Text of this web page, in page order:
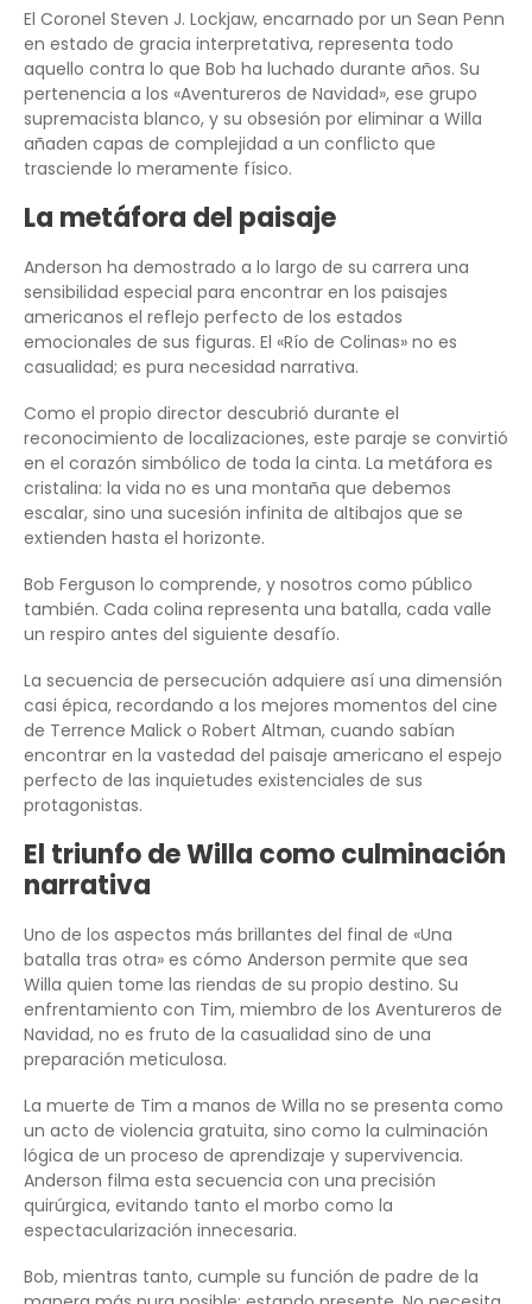
El Coronel Steven J. Lockjaw, encarnado por un Sean Penn
en estado de gracia interpretativa, representa todo
aquello contra lo que Bob ha luchado durante años. Su
pertenencia a los «Aventureros de Navidad», ese grupo
supremacista blanco, y su obsesión por eliminar a Willa
añaden capas de complejidad a un conflicto que
trasciende lo meramente físico.
La metáfora del paisaje
Anderson ha demostrado a lo largo de su carrera una
sensibilidad especial para encontrar en los paisajes
americanos el reflejo perfecto de los estados
emocionales de sus figuras. El «Río de Colinas» no es
casualidad; es pura necesidad narrativa.
Como el propio director descubrió durante el
reconocimiento de localizaciones, este paraje se convirtió
en el corazón simbólico de toda la cinta. La metáfora es
cristalina: la vida no es una montaña que debemos
escalar, sino una sucesión infinita de altibajos que se
extienden hasta el horizonte.
Bob Ferguson lo comprende, y nosotros como público
también. Cada colina representa una batalla, cada valle
un respiro antes del siguiente desafío.
La secuencia de persecución adquiere así una dimensión
casi épica, recordando a los mejores momentos del cine
de Terrence Malick o Robert Altman, cuando sabían
encontrar en la vastedad del paisaje americano el espejo
perfecto de las inquietudes existenciales de sus
protagonistas.
El triunfo de Willa como culminación
narrativa
Uno de los aspectos más brillantes del final de «Una
batalla tras otra» es cómo Anderson permite que sea
Willa quien tome las riendas de su propio destino. Su
enfrentamiento con Tim, miembro de los Aventureros de
Navidad, no es fruto de la casualidad sino de una
preparación meticulosa.
La muerte de Tim a manos de Willa no se presenta como
un acto de violencia gratuita, sino como la culminación
lógica de un proceso de aprendizaje y supervivencia.
Anderson filma esta secuencia con una precisión
quirúrgica, evitando tanto el morbo como la
espectacularización innecesaria.
Bob, mientras tanto, cumple su función de padre de la